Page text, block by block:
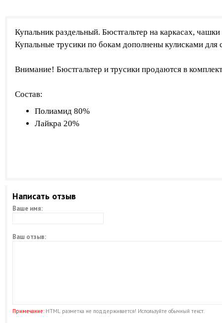
Купальник раздельный. Бюстгальтер на каркасах,
Купальные трусики по бокам дополнены кулисками для
Внимание! Бюстгальтер и трусики продаются в
Состав:
Полиамид 80%
Лайкра 20%
Написать отзыв
Ваше имя:
Ваш отзыв:
Примечание:HTML разметка не поддерживается! Используйте обычный текст.